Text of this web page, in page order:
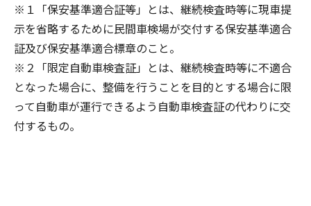
※１「保安基準適合証等」とは、継続検査時等に現車提
示を省略するために民間車検場が交付する保安基準適合
証及び保安基準適合標章のこと。
※２「限定自動車検査証」とは、継続検査時等に不適合
となった場合に、整備を行うことを目的とする場合に限
って自動車が運行できるよう自動車検査証の代わりに交
付するもの。